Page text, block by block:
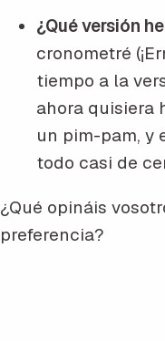
¿Qué versión
cronometré
tiempo a la
ahora quisiera
un pim-pam, y
todo casi de
¿Qué opináis
preferencia?